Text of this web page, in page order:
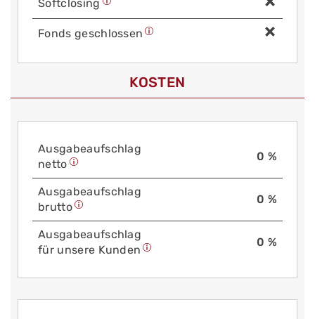
Soft­closing
Fonds geschlossen
KOSTEN
Aus­gabe­auf­schlag
netto
0 %
Aus­gabe­auf­schlag
brutto
0 %
Aus­gabe­auf­schlag
für unsere Kunden
0 %